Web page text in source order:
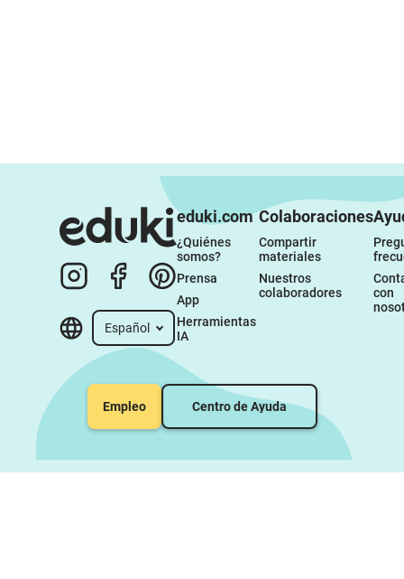
Español
eduki.com
¿Quiénes
somos?
Prensa
App
Herramientas
IA
Colaboraciones
Compartir
materiales
Nuestros
colaboradores
con
Empleo Centro de Ayuda